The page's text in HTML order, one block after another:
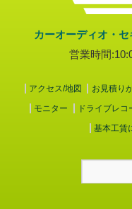
カーオーディオ・
営業時間
アクセス/地図 お見積り
モニター
ドライブレコ
基本工賃